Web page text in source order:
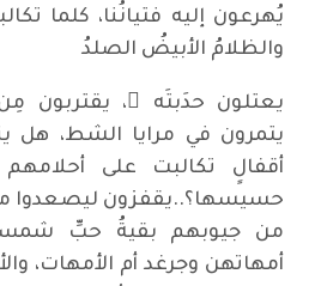
يُهرعون إليه فتيانُنا، كلما
والظلامُ الأبيضُ الصلدُ
يعتلون حدَبتَه ُ، يقتربون
يتمرون في مرايا الشط، هل
أقفالٍ تكالبت على
حسيسها؟..يقفزون ليصعدوا
من جيوبهم بقيةُ حبِّ
أمهاتهن وجرغد أم الأمهات،